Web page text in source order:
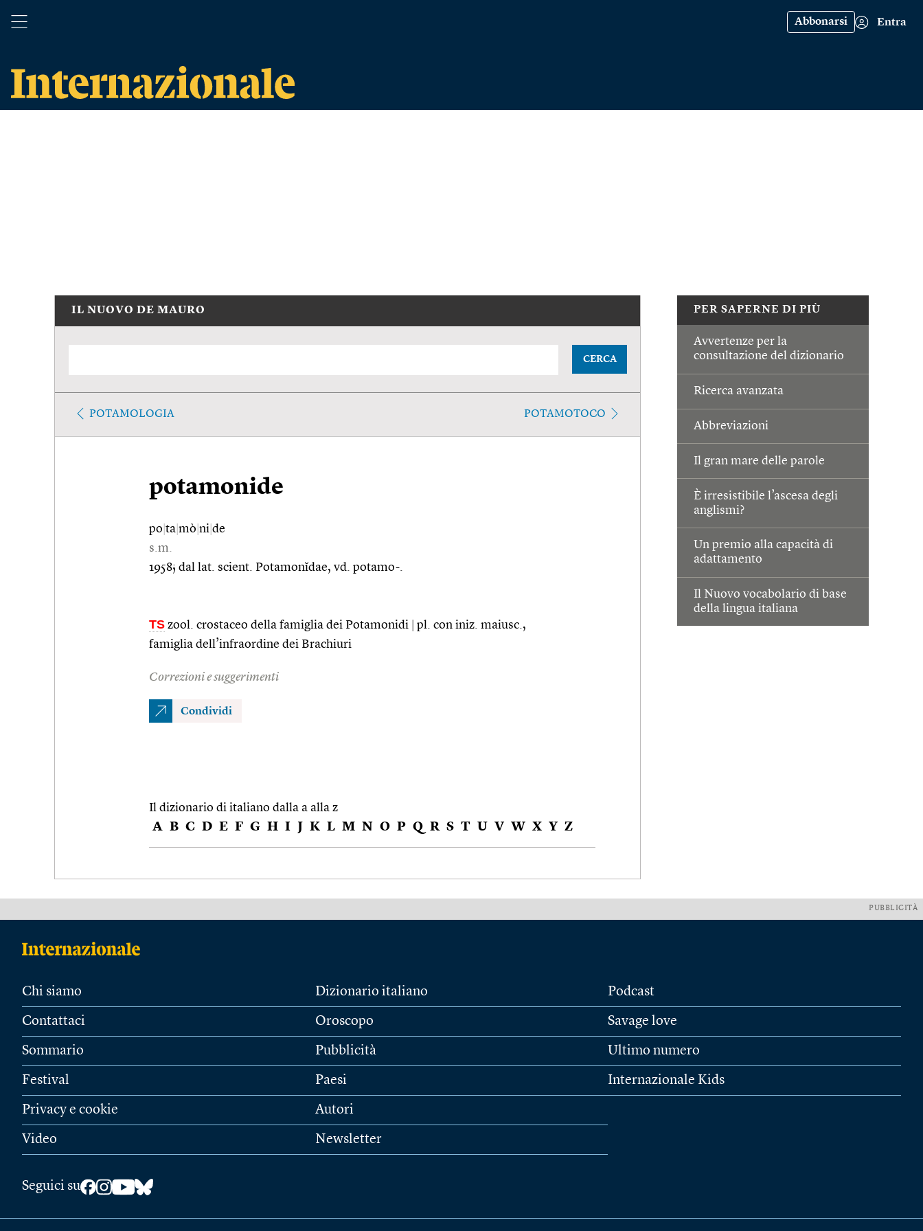
Abbonarsi Entra
PER SAPERNE DI PIÙ
Avvertenze per la
consultazione del dizionario
Ricerca avanzata
Abbreviazioni
Il gran mare delle parole
È irresistibile l’ascesa degli
anglismi?
Un premio alla capacità di
adattamento
Il Nuovo vocabolario di base
della lingua italiana
IL NUOVO DE MAURO
CERCA
POTAMOLOGIA POTAMOTOCO
potamonide
po ta mò ni de
s.m.
1958; dal lat. scient. Potamonĭdae, vd. potamo-.
TS zool. crostaceo della famiglia dei Potamonidi
pl. con iniz. maiusc.,
famiglia dell’infraordine dei Brachiuri
Correzioni e suggerimenti
Condividi
Il dizionario di italiano dalla a alla z
A B C D E F G H I J K L M N O P Q R S T U V W X Y Z
PUBBLICITÀ
Chi siamo
Contattaci
Sommario
Festival
Privacy e cookie
Video
Dizionario italiano
Oroscopo
Pubblicità
Paesi
Autori
Newsletter
Podcast
Savage love
Ultimo numero
Internazionale Kids
Seguici su